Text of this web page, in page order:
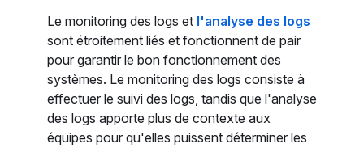
Le monitoring des logs et l'analyse des logs
sont étroitement liés et fonctionnent de pair
pour garantir le bon fonctionnement des
systèmes. Le monitoring des logs consiste à
effectuer le suivi des logs, tandis que l'analyse
des logs apporte plus de contexte aux
équipes pour qu'elles puissent déterminer les